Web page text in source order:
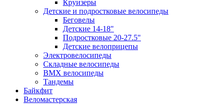
Круизеры
Детские и подростковые велосипеды
Беговелы
Детские 14-18"
Подростковые 20-27.5"
Детские велоприцепы
Электровелосипеды
Складные велосипеды
BMX велосипеды
Тандемы
Байкфит
Веломастерская